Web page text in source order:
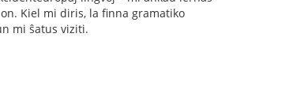
Kiel mi diris, la finna gramatiko
mi ŝatus viziti.